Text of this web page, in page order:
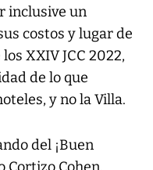
inclusive un
costos y lugar de
XXIV JCC 2022,
de lo que
y no la Villa.
del ¡Buen